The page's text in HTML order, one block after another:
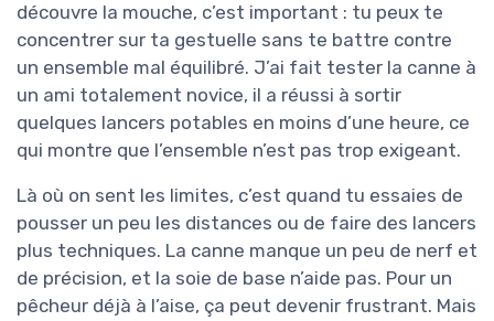
découvre la mouche, c’est important : tu peux te
concentrer sur ta gestuelle sans te battre contre
un ensemble mal équilibré. J’ai fait tester la canne à
un ami totalement novice, il a réussi à sortir
quelques lancers potables en moins d’une heure, ce
qui montre que l’ensemble n’est pas trop exigeant.
Là où on sent les limites, c’est quand tu essaies de
pousser un peu les distances ou de faire des lancers
plus techniques. La canne manque un peu de nerf et
de précision, et la soie de base n’aide pas. Pour un
pêcheur déjà à l’aise, ça peut devenir frustrant. Mais